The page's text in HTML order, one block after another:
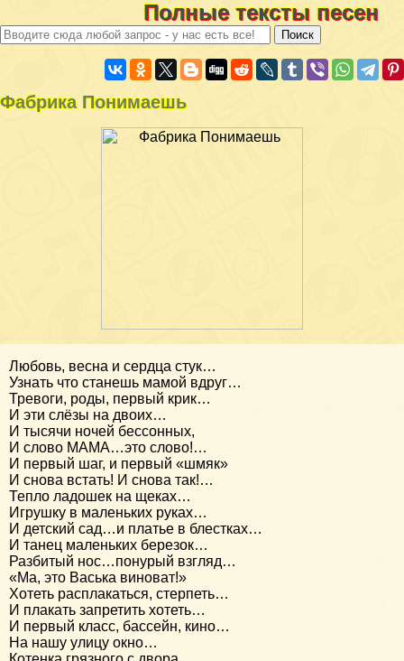
Полные тексты песен
Фабрика Понимаешь
Любовь, весна и сердца стук…
Узнать что станешь мамой вдруг…
Тревоги, роды, первый крик…
И эти слёзы на двоих…
И тысячи ночей бессонных,
И слово МАМА…это слово!…
И первый шаг, и первый «шмяк»
И снова встать! И снова так!…
Тепло ладошек на щеках…
Игрушку в маленьких руках…
И детский сад…и платье в блестках…
И танец маленьких березок…
Разбитый нос…понурый взгляд…
«Ма, это Васька виноват!»
Хотеть расплакаться, стерпеть…
И плакать запретить хотеть…
И первый класс, бассейн, кино…
На нашу улицу окно…